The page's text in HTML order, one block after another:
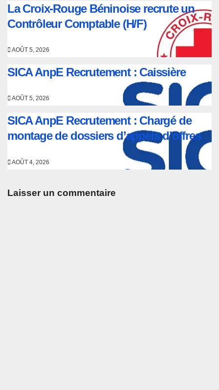
La Croix-Rouge Béninoise recrute un
Contrôleur Comptable (H/F)
AOÛT 5, 2026
SICA AnpE Recrutement : Caissière
AOÛT 5, 2026
SICA AnpE Recrutement : Chargé de
montage de dossiers d’appels d’offres
AOÛT 4, 2026
Laisser un commentaire